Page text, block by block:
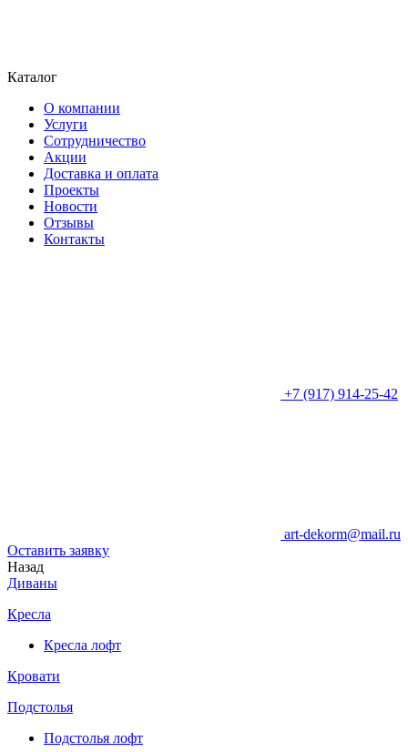
Каталог
О компании
Услуги
Сотрудничество
Акции
Доставка и оплата
Проекты
Новости
Отзывы
Контакты
+7 (917) 914-25-42
art-dekorm@mail.ru
Оставить заявку
Назад
Диваны
Кресла
Кресла лофт
Кровати
Подстолья
Подстолья лофт